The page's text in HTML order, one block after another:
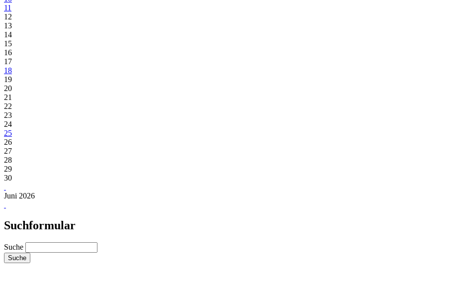
11
12
13
14
15
16
17
18
19
20
21
22
23
24
25
26
27
28
29
30
Juni 2026
Suchformular
Suche